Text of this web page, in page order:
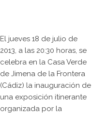
El jueves 18 de julio de
2013, a las 20:30 horas, se
celebra en la Casa Verde
de Jimena de la Frontera
(Cádiz) la inauguración de
una exposición itinerante
organizada por la